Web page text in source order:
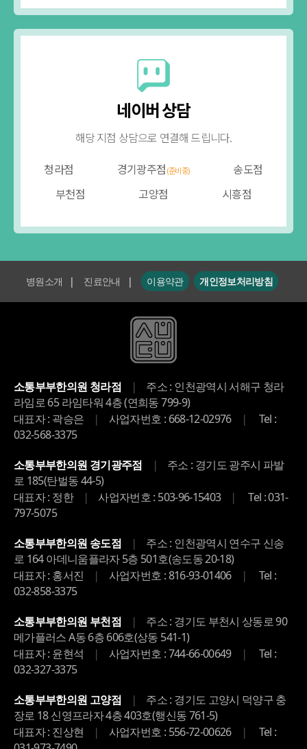
네이버 상담
해당 지점 상담으로 연결해 드립니다.
청라점
경기광주점(준비중)
송도점
부천점
고양점 시흥점
병원소개 | 진료안내 | 이용약관 개인정보처리방침
소통부부한의원 청라점 |
주소 : 인천광역시 서해구 청라
라임로 65 라임타워 4층 (연희동 799-9)
대표자 : 곽승은
| 사업자번호 : 668-12-02976 |
Tel :
032-568-3375
소통부부한의원 경기광주점
|
주소 : 경기도 광주시 파발
로 185(탄벌동 44-5)
대표자 : 정한
| 사업자번호 : 503-96-15403 |
Tel : 031-
797-5075
소통부부한의원 송도점
|
주소 : 인천광역시 연수구 신송
로 164 아데니움플라자 5층 501호(송도동 20-18)
대표자 : 홍서진
| 사업자번호 : 816-93-01406 |
Tel :
032-858-3375
소통부부한의원 부천점
|
주소 : 경기도 부천시 상동로 90
메가플러스 A동 6층 606호(상동 541-1)
대표자 : 윤현석
| 사업자번호 : 744-66-00649 |
Tel :
032-327-3375
소통부부한의원 고양점
|
주소 : 경기도 고양시 덕양구 충
장로 18 신영프라자 4층 403호(행신동 761-5)
대표자 : 진상현
| 사업자번호 : 556-72-00626 |
Tel :